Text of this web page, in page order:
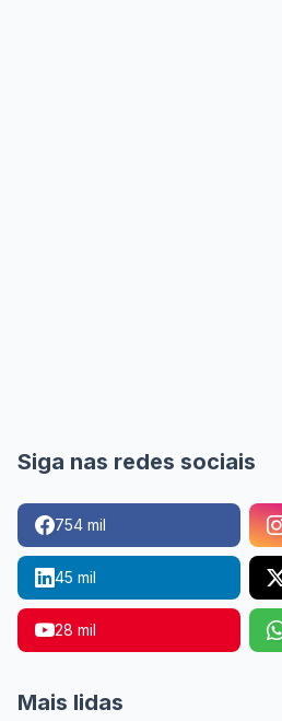
Siga nas redes sociais
754 mil
45 mil
28 mil
Mais lidas